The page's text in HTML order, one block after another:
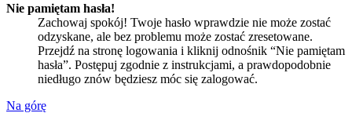
Nie pamiętam hasła!
Zachowaj spokój! Twoje hasło wprawdzie nie może zostać
odzyskane, ale bez problemu może zostać zresetowane.
Przejdź na stronę logowania i kliknij odnośnik “Nie pamiętam
hasła”. Postępuj zgodnie z instrukcjami, a prawdopodobnie
niedługo znów będziesz móc się zalogować.
Na górę